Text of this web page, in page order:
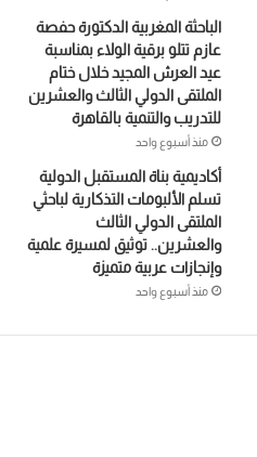
الباحثة المغربية الدكتورة حفصة
عازم تتلو برقية الولاء بمناسبة
عيد العرش المجيد خلال ختام
الملتقى الدولي الثالث والعشرين
للتدريب والتنمية بالقاهرة
منذ أسبوع واحد
أكاديمية بناة المستقبل الدولية
تسلم الألبومات التذكارية لباحثي
الملتقى الدولي الثالث
والعشرين.. توثيق لمسيرة علمية
وإنجازات عربية متميزة
منذ أسبوع واحد